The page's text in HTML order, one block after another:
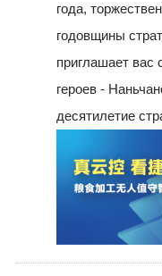
года,
годовщины
приглашает вас
героев -
десятилетие